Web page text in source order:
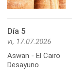
Día 5
vi, 17.07.2026
Aswan - El Cairo
Desayuno.